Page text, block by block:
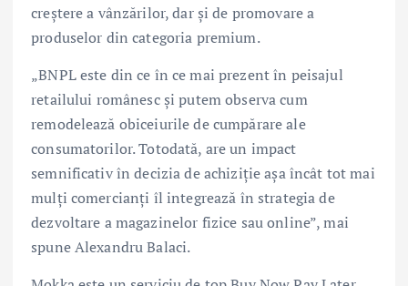
creștere a vânzărilor, dar și de promovare a
produselor din categoria premium.
„BNPL este din ce în ce mai prezent în peisajul
retailului românesc și putem observa cum
remodelează obiceiurile de cumpărare ale
consumatorilor. Totodată, are un impact
semnificativ în decizia de achiziție așa încât tot mai
mulți comercianți îl integrează în strategia de
dezvoltare a magazinelor fizice sau online”, mai
spune Alexandru Balaci.